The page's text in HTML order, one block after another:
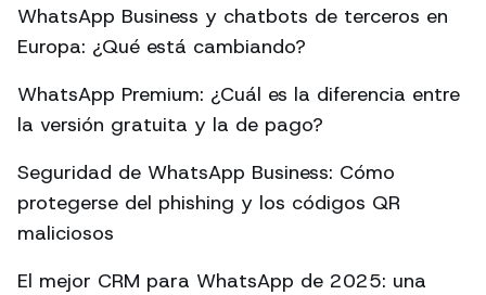
WhatsApp Business y chatbots de terceros en
Europa: ¿Qué está cambiando?
WhatsApp Premium: ¿Cuál es la diferencia entre
la versión gratuita y la de pago?
Seguridad de WhatsApp Business: Cómo
protegerse del phishing y los códigos QR
maliciosos
El mejor CRM para WhatsApp de 2025: una